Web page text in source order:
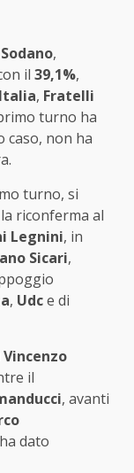
,
il 39,1%,
, Fratelli
turno ha
caso, non ha
turno, si
riconferma al
Legnini, in
Sicari,
, Udce di
Vincenzo
il
, avanti
dato